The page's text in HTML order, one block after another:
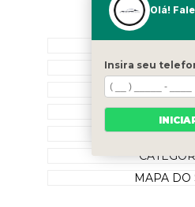
QUEM
BLOG
MAPA
Olá!
Insira seu